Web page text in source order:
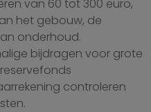
van 60 tot 300 euro,
het gebouw, de
onderhoud.
bijdragen voor grote
controleren